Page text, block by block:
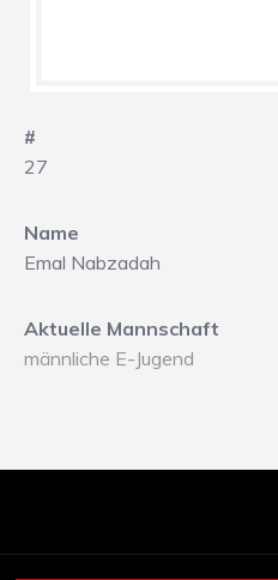
#
27
Name
Emal Nabzadah
Aktuelle Mannschaft
männliche E-Jugend